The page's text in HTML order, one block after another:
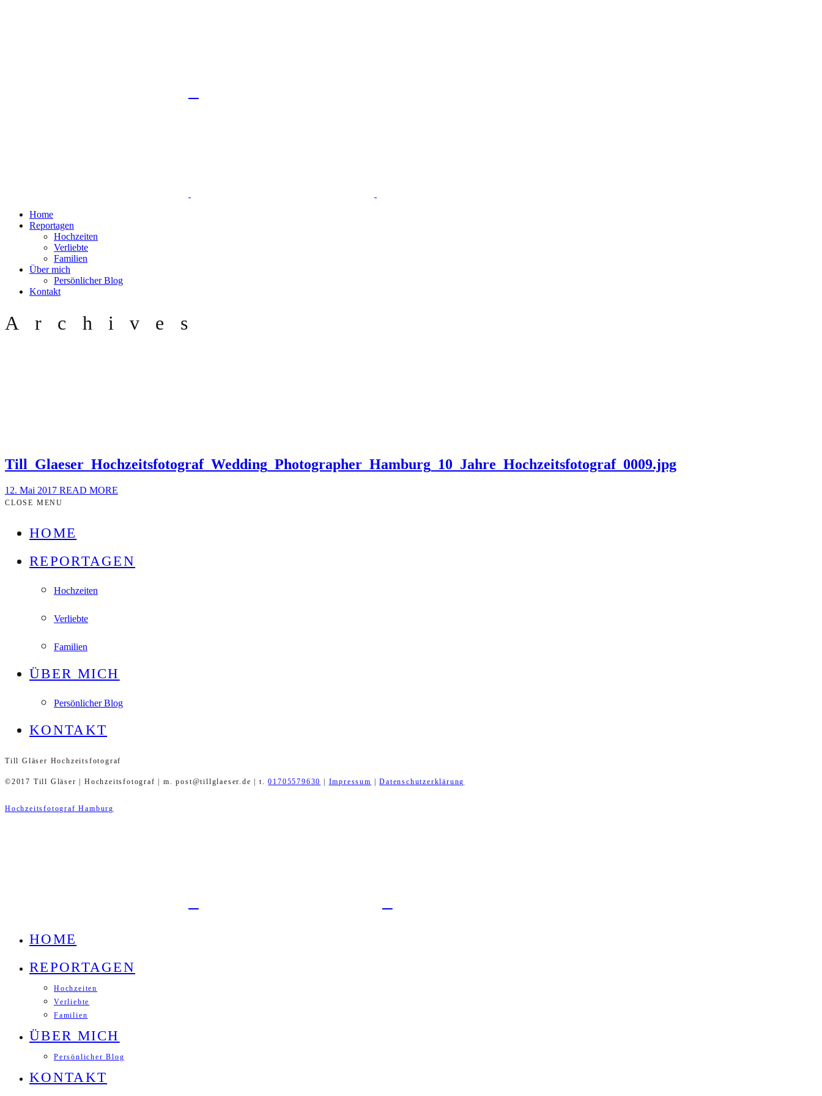
Home
Reportagen
Hochzeiten
Verliebte
Familien
Über mich
Persönlicher Blog
Kontakt
Archives
Till_Glaeser_Hochzeitsfotograf_Wedding_Photographer_Hamburg_10_Jahre_Hochzeitsfotograf_0009.jpg
12. Mai 2017 READ MORE
CLOSE MENU
HOME
REPORTAGEN
Hochzeiten
Verliebte
Familien
ÜBER MICH
Persönlicher Blog
KONTAKT
Till Gläser Hochzeitsfotograf
©2017 Till Gläser | Hochzeitsfotograf | m. post@tillglaeser.de | t.01705579630 | Impressum |Datenschutzerklärung
Hochzeitsfotograf Hamburg
HOME
REPORTAGEN
Hochzeiten
Verliebte
Familien
ÜBER MICH
Persönlicher Blog
KONTAKT